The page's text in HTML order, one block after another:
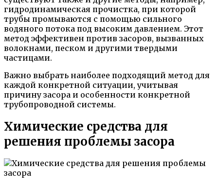
гидродинамическая прочистка, при которой
трубы промываются с помощью сильного
водяного потока под высоким давлением. Этот
метод эффективен против засоров, вызванных
волокнами, песком и другими твердыми
частицами.
Важно выбрать наиболее подходящий метод для
каждой конкретной ситуации, учитывая
причину засора и особенности конкретной
трубопроводной системы.
Химические средства для
решения проблемы засора